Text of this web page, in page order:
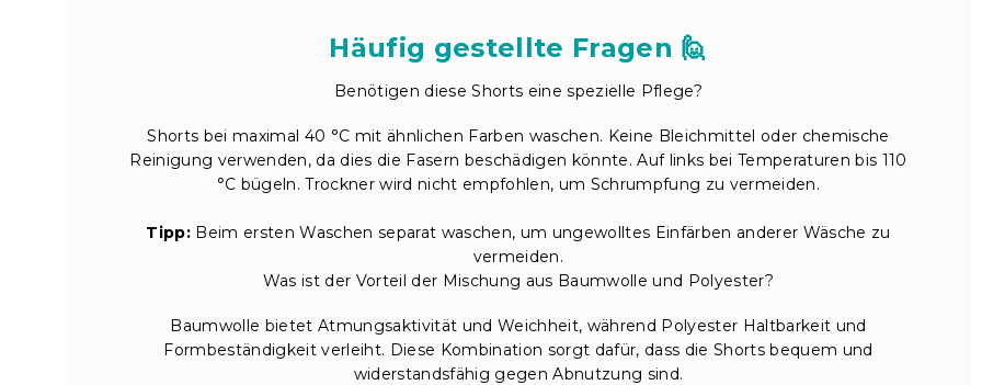
Häufig gestellte Fragen 🙋
Benötigen diese Shorts eine spezielle Pflege?
Shorts bei maximal 40 °C mit ähnlichen Farben waschen. Keine Bleichmittel oder chemische
Reinigung verwenden, da dies die Fasern beschädigen könnte. Auf links bei Temperaturen bis 110
°C bügeln. Trockner wird nicht empfohlen, um Schrumpfung zu vermeiden.
Tipp: Beim ersten Waschen separat waschen, um ungewolltes Einfärben anderer Wäsche zu
vermeiden.
Was ist der Vorteil der Mischung aus Baumwolle und Polyester?
Baumwolle bietet Atmungsaktivität und Weichheit, während Polyester Haltbarkeit und
Formbeständigkeit verleiht. Diese Kombination sorgt dafür, dass die Shorts bequem und
widerstandsfähig gegen Abnutzung sind.